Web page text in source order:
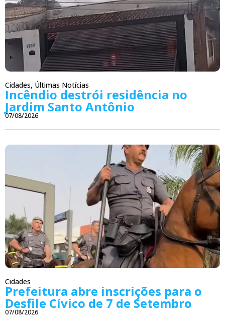
Cidades, Últimas Notícias
Incêndio destrói residência no
Jardim Santo Antônio
07/08/2026
Cidades
Prefeitura abre inscrições para o
Desfile Cívico de 7 de Setembro
07/08/2026